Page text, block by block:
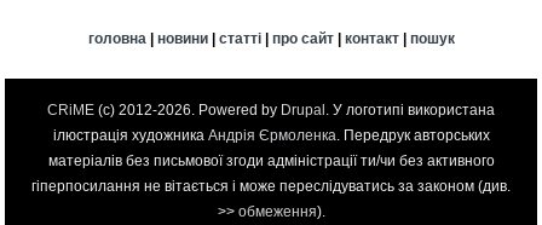
головна| новини| статті| про сайт| контакт| пошук
CRiME (c) 2012-2026. Powered by Drupal . У логотипі використана
ілюстрація художника Андрія Єрмоленка. Передрук авторських
матеріалів без письмової згоди адміністрації ти/чи без активного
гіперпосилання не вітається і може переслідуватись за законом (див.
>> обмеження).